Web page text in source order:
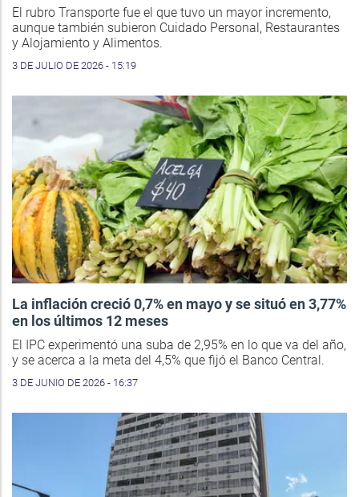
El rubro Transporte fue el que tuvo un mayor incremento,
aunque también subieron Cuidado Personal, Restaurantes
y Alojamiento y Alimentos.
3 DE JULIO DE 2026 - 15:19
La inflación creció 0,7% en mayo y se situó en 3,77%
en los últimos 12 meses
El IPC experimentó una suba de 2,95% en lo que va del año,
y se acerca a la meta del 4,5% que fijó el Banco Central.
3 DE JUNIO DE 2026 - 16:37